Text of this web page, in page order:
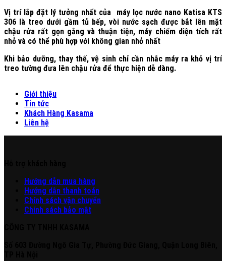
Vị trí lắp đặt lý tưởng nhất của máy lọc nước nano Katisa KTS
306 là treo dưới gầm tủ bếp, vòi nước sạch được bắt lên mặt
chậu rửa rất gọn gằng và thuận tiện, máy chiếm diện tích rất
nhỏ và có thể phù hợp với không gian nhỏ nhất
Khi bảo dưỡng, thay thế, vệ sinh chỉ cần nhắc máy ra khỏ vị trí
treo tường đưa lên chậu rửa để thực hiện dễ dàng.
Giới thiệu
Tin tức
Khách Hàng Kasama
Liên hệ
Hướng dẫn mua hàng
Hướng dẫn thanh toán
Chính sách vận chuyển
Chính sách bảo mật